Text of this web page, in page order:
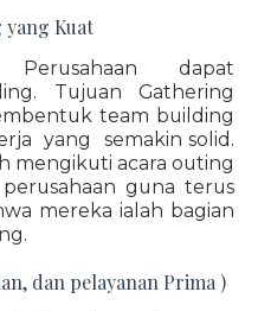
yang Kuat
Perusahaan dapat
Tujuan Gathering
team building
yang semakin solid.
mengikuti acara outing
guna terus
mereka ialah bagian
dan pelayanan Prima )